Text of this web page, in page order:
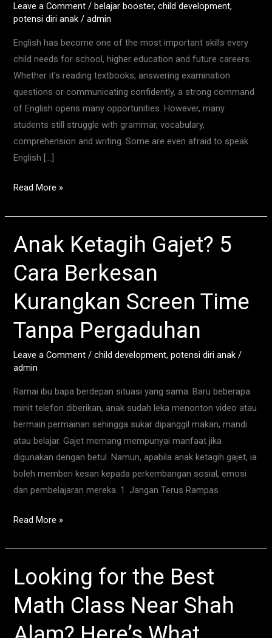
Leave a Comment /belajar booster,child development,
potensi diri anak /admin
English has become one of the most important skills every
child needs for school, higher education and future careers.
Whether it’s reading textbooks, answering examination
questions or communicating confidently, a strong command
of English opens many opportunities. However, many
students still struggle with grammar, vocabulary,
comprehension and writing. Some are even afraid to speak
English […]
Here’s
Why
Choosing
the
Right
One
Matters
Read More »
Anak Ketagih Gajet? 5
Cara Berkesan
Kurangkan Screen Time
Tanpa Pergaduhan
Leave a Comment /child development,potensi diri anak /
admin
Ramai ibu bapa berdepan situasi yang sama. Baru beberapa
minit telefon diberikan, anak sudah leka menonton video atau
bermain permainan sehingga sukar dipanggil makan, mandi
atau belajar. Gajet memang mempunyai manfaat jika
digunakan dengan betul. Namun, apabila anak ketagih gajet, ia
boleh memberi kesan kepada perkembangan sosial, emosi
dan pembelajaran mereka. 1. Jangan Terus Rampas
Anak
Ketagih
Gajet?
Cara
Berkesan
Kurangkan
Screen
Time
Tanpa
Pergaduhan
Read More »
Looking for the Best
Math Class Near Shah
Looking
for
the
Math